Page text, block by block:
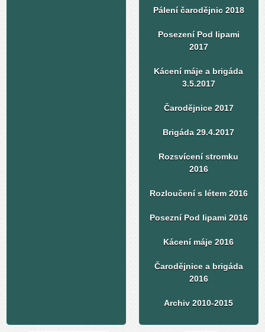
Pálení čarodějnic 2018
Posezení Pod lipami
2017
Kácení máje a brigáda
3.5.2017
Čarodějnice 2017
Brigáda 29.4.2017
Rozsvícení stromku
2016
Rozloučení s létem 2016
Posezní Pod lipami 2016
Kácení máje 2016
Čarodějnice a brigáda
2016
Archiv 2010-2015